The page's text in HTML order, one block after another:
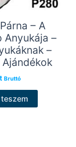
– A
Anyukája –
–
Bruttó